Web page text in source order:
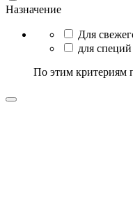
Назначение
Для
для специй
По этим критериям